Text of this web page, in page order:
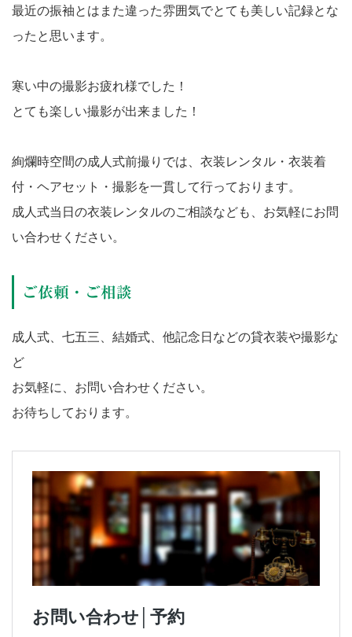
最近の振袖とはまた違った雰囲気でとても美しい記録とな
ったと思います。
寒い中の撮影お疲れ様でした！
とても楽しい撮影が出来ました！
絢爛時空間の成人式前撮りでは、衣装レンタル・衣装着
付・ヘアセット・撮影を一貫して行っております。
成人式当日の衣装レンタルのご相談なども、お気軽にお問
い合わせください。
ご依頼・ご相談
成人式、七五三、結婚式、他記念日などの貸衣装や撮影な
ど
お気軽に、お問い合わせください。
お待ちしております。